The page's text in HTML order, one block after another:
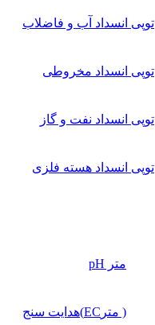
توپی انسداد آب و فاضلاب
توپی انسداد مخروطی
توپی انسداد نفت و گاز
توپی انسداد هسته فلزی
متر pH
( مترEC)هدایت سنج